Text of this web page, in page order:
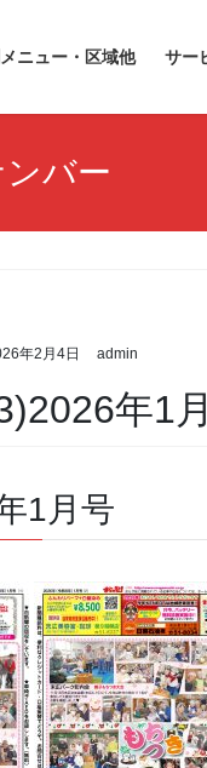
ニュー・区域他 サー
バー
年2月4日 admin
年1
1月号